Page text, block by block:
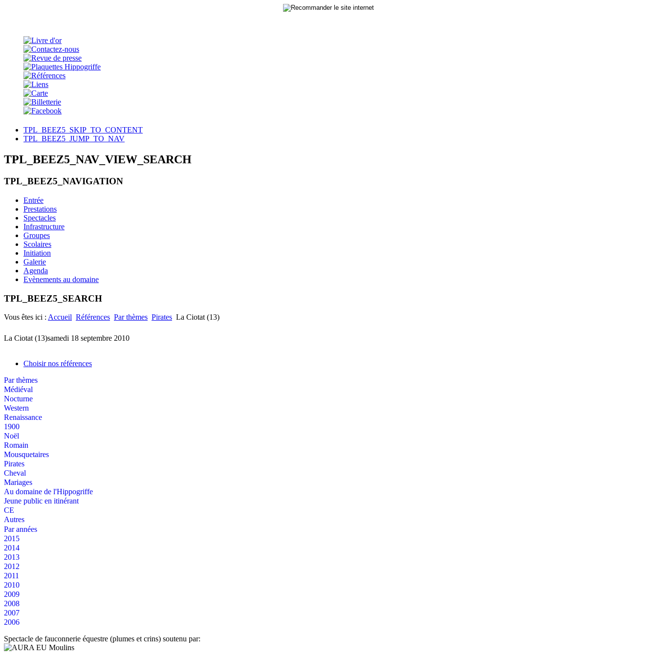
TPL_BEEZ5_SKIP_TO_CONTENT
TPL_BEEZ5_JUMP_TO_NAV
TPL_BEEZ5_NAV_VIEW_SEARCH
TPL_BEEZ5_NAVIGATION
Entrée
Prestations
Spectacles
Infrastructure
Groupes
Scolaires
Initiation
Galerie
Agenda
Evènements au domaine
TPL_BEEZ5_SEARCH
Vous êtes ici : Accueil Références Par thèmes Pirates La Ciotat (13)
La Ciotat (13)samedi 18 septembre 2010
Choisir nos références
Par thèmes
Médiéval
Nocturne
Western
Renaissance
1900
Noël
Romain
Mousquetaires
Pirates
Cheval
Mariages
Au domaine de l'Hippogriffe
Jeune public en itinérant
CE
Autres
Par années
2015
2014
2013
2012
2011
2010
2009
2008
2007
2006
Spectacle de fauconnerie équestre (plumes et crins) soutenu par: